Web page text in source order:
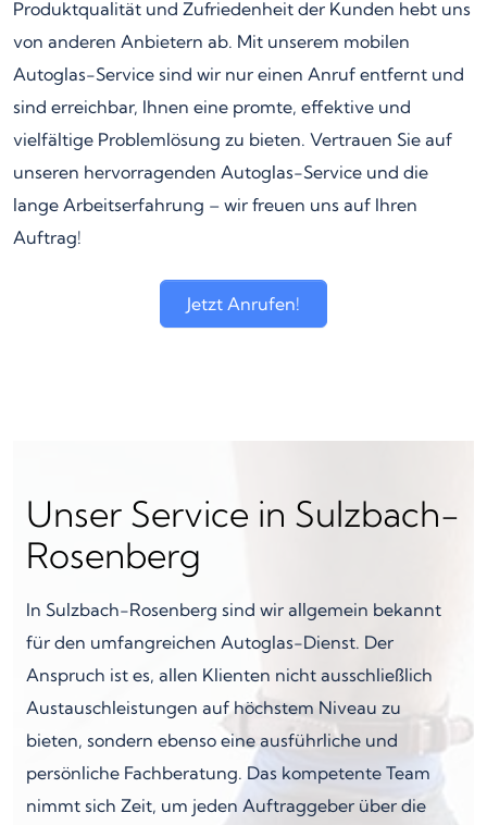
Produktqualität und Zufriedenheit der Kunden hebt uns
von anderen Anbietern ab. Mit unserem mobilen
Autoglas-Service sind wir nur einen Anruf entfernt und
sind erreichbar, Ihnen eine promte, effektive und
vielfältige Problemlösung zu bieten. Vertrauen Sie auf
unseren hervorragenden Autoglas-Service und die
lange Arbeitserfahrung – wir freuen uns auf Ihren
Auftrag!
Jetzt Anrufen!
Unser Service in Sulzbach-
Rosenberg
In Sulzbach-Rosenberg sind wir allgemein bekannt
für den umfangreichen Autoglas-Dienst. Der
Anspruch ist es, allen Klienten nicht ausschließlich
Austauschleistungen auf höchstem Niveau zu
bieten, sondern ebenso eine ausführliche und
persönliche Fachberatung. Das kompetente Team
nimmt sich Zeit, um jeden Auftraggeber über die